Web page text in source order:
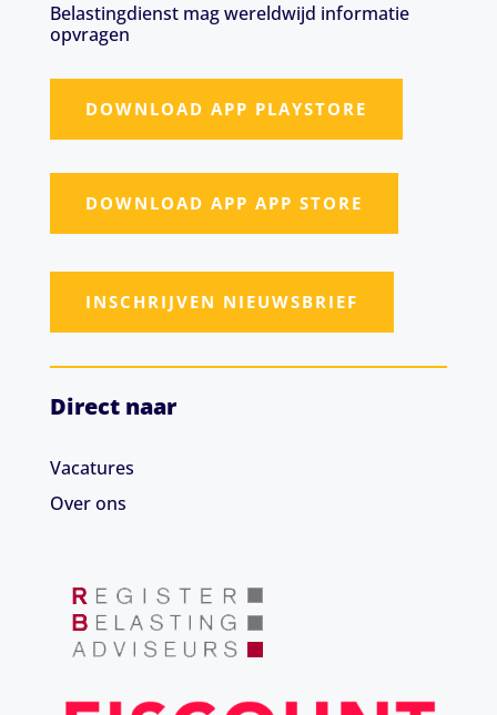
Belastingdienst mag wereldwijd informatie
opvragen
DOWNLOAD APP PLAYSTORE
DOWNLOAD APP APP STORE
INSCHRIJVEN NIEUWSBRIEF
Direct naar
Vacatures
Over ons